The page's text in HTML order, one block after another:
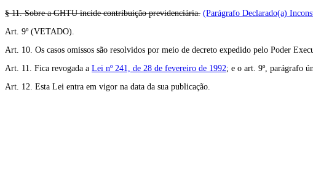
§ 11. Sobre a GHTU incide contribuição previdenciária. (Parágrafo Declarado(a)
Art. 9º (VETADO).
Art. 10. Os casos omissos são resolvidos por meio de decreto expedido pelo Poder
Art. 11. Fica revogada a Lei nº 241, de 28 de fevereiro de 1992; e o art. 9º, parágrafo
Art. 12. Esta Lei entra em vigor na data da sua publicação.